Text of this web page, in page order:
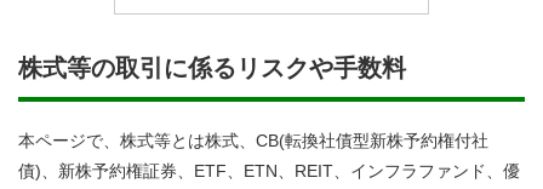
株式等の取引に係るリスクや手数料
本ページで、株式等とは株式、CB(転換社債型新株予約権付社
債)、新株予約権証券、ETF、ETN、REIT、インフラファンド、優